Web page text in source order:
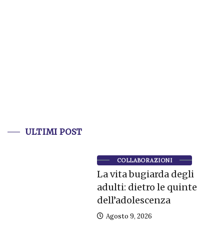
ULTIMI POST
COLLABORAZIONI
La vita bugiarda degli
adulti: dietro le quinte
dell’adolescenza
Agosto 9, 2026